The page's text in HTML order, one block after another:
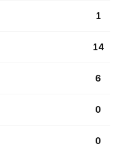
1
14
6
0
0